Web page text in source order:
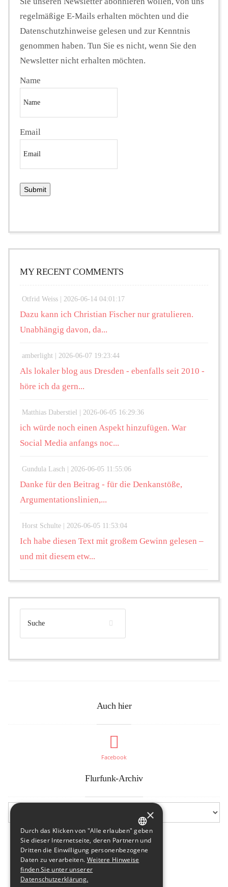
regelmäßige E-Mails erhalten möchten und die
Datenschutzhinweise gelesen und zur Kenntnis
genommen haben. Tun Sie es nicht, wenn Sie den
Newsletter nicht erhalten möchten.
Name
Email
MY RECENT COMMENTS
Otfrid Weiss | 2026-06-14 04:01:17
Dazu kann ich Christian Fischer nur gratulieren.
Unabhängig davon, da...
amberlight | 2026-06-07 19:23:44
Als lokaler blog aus Dresden - ebenfalls seit 2010 -
höre ich da gern...
Matthias Daberstiel | 2026-06-05 16:29:36
ich würde noch einen Aspekt hinzufügen. War
Social Media anfangs noc...
Gundula Lasch | 2026-06-05 11:55:06
Danke für den Beitrag - für die Denkanstöße,
Argumentationslinien,...
Horst Schulte | 2026-06-05 11:53:04
Ich habe diesen Text mit großem Gewinn gelesen –
und mit diesem etw...
Auch hier
Facebook
Flurfunk-Archiv
GERMAN
ENGLISH
×
Durch das Klicken von "Alle erlauben" geben
Sie dieser Internetseite, deren Partnern und
Dritten die Einwilligung personenbezogene
Daten zu verarbeiten. Weitere Hinweise
finden Sie unter unserer
Datenschutzerklärung.